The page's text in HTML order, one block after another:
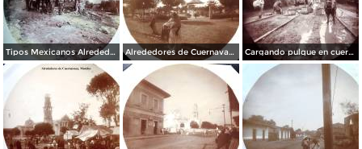
Tipos Mexicanos Alrededores de Cuernavaca Morelos.. Alrededores de Cuernavaca Morelos. Cargando pulque en cueros de puerco Alrededores de Cuernavaca Morelos.